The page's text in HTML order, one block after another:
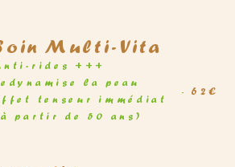
Multi-Vita
rides +++
la peau
tenseur immédiat
partir de 50 ans)
62€